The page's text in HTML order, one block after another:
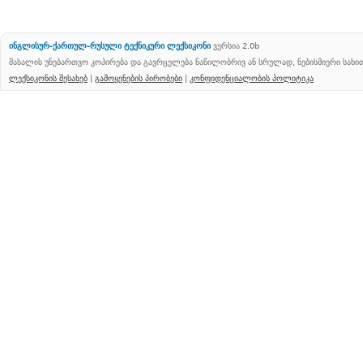
ინგლისურ-ქართულ-რუსული ტექნიკური ლექსიკონი ვერსია 2.0b
მასალის უნებართვო კოპირება და გავრცელება ნაწილობრივ ან სრულად, ნებისმიერი
ლექსიკონის შესახებ | გამოყენების პირობები | კონფიდენციალობის პოლიტიკა